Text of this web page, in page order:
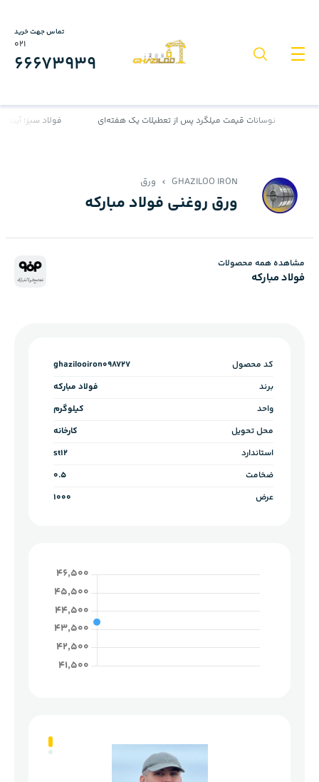
تماس جهت خرید
021
66673939
نوسانات قیمت میلگرد پس از تعطیلات یک هفته‌ای فولاد سبز؛
GHAZILOO IRON ورق
ورق روغنی فولاد مبارکه
مشاهده همه محصولات
فولاد مبارکه
کد محصول
ghazilooiron098727
برند
فولاد مبارکه
واحد
کیلوگرم
محل تحویل
کارخانه
استاندارد
st12
ضخامت
0.5
عرض
1000